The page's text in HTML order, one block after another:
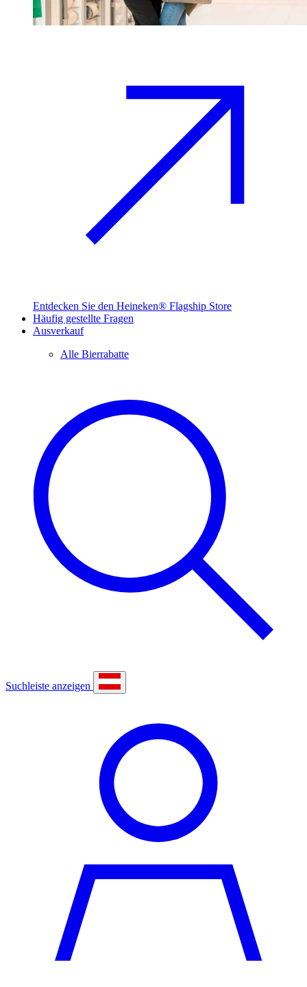
Entdecken Sie den Heineken® Flagship Store
Häufig gestellte Fragen
Ausverkauf
Alle Bierrabatte
Suchleiste anzeigen